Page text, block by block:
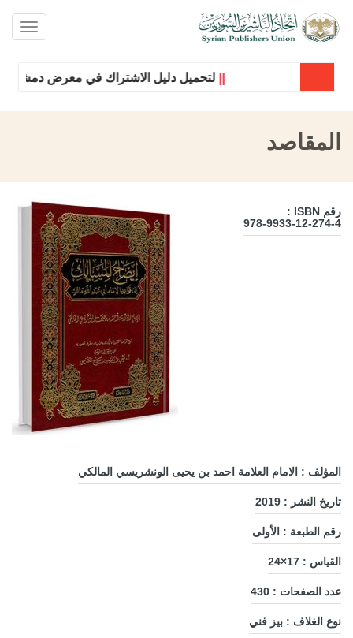
لتحميل دليل الاشتراك في معرض دمشق
المقاصد
رقم ISBN :
978-9933-12-274-4
المؤلف : الامام العلامة احمد بن يحيى الونشريسي المالكي
تاريخ النشر : 2019
رقم الطبعة : الأولى
القياس : 17×24
عدد الصفحات : 430
نوع الغلاف : بيز فني